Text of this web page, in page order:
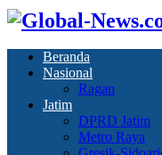
Beranda
Nasional
Ragan
Jatim
DPRD Jatim
Metro Raya